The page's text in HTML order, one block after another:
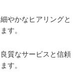
やかなヒアリングと
す。
質なサービスと信頼
す。